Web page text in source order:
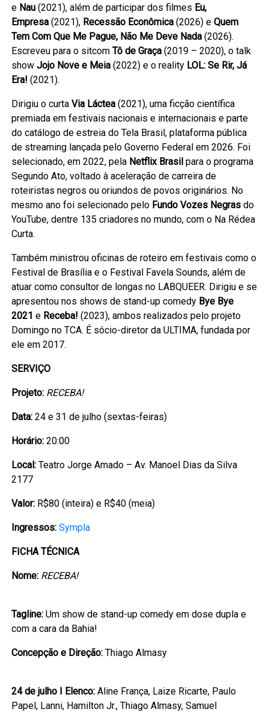
e Nau (2021), além de participar dos filmes Eu,
Empresa (2021), Recessão Econômica (2026) eQuem
Tem Com Que Me Pague, Não Me Deve Nada (2026).
Escreveu para o sitcomTô de Graça (2019 – 2020), o talk
showJojo Nove e Meia (2022) e o reality LOL: Se Rir, Já
Era! (2021).
Dirigiu o curtaVia Láctea (2021), uma ficção científica
premiada em festivais nacionais e internacionais e parte
do catálogo de estreia do Tela Brasil, plataforma pública
de streaming lançada pelo Governo Federal em 2026. Foi
selecionado, em 2022, pela Netflix Brasil para o programa
Segundo Ato, voltado à aceleração de carreira de
roteiristas negros ou oriundos de povos originários. No
mesmo ano foi selecionado pelo Fundo Vozes Negras do
YouTube, dentre 135 criadores no mundo, com o Na Rédea
Curta.
Também ministrou oficinas de roteiro em festivais como o
Festival de Brasília e o Festival Favela Sounds, além de
atuar como consultor de longas no LABQUEER. Dirigiu e se
apresentou nos shows de stand-up comedy Bye Bye
2021 e Receba! (2023), ambos realizados pelo projeto
Domingo no TCA. É sócio-diretor da ULTIMA, fundada por
ele em 2017.
SERVIÇO
Projeto: RECEBA!
Data: 24 e 31 de julho (sextas-feiras)
Horário: 20:00
Local: Teatro Jorge Amado – Av. Manoel Dias da Silva
2177
Valor: R$80 (inteira) e R$40 (meia)
Ingressos: Sympla
FICHA TÉCNICA
Nome: RECEBA!
Tagline: Um show de stand-up comedy em dose dupla e
com a cara da Bahia!
Concepção e Direção: Thiago Almasy
24 de julho I Elenco: Aline França, Laize Ricarte, Paulo
Papel, Lanni, Hamilton Jr., Thiago Almasy, Samuel